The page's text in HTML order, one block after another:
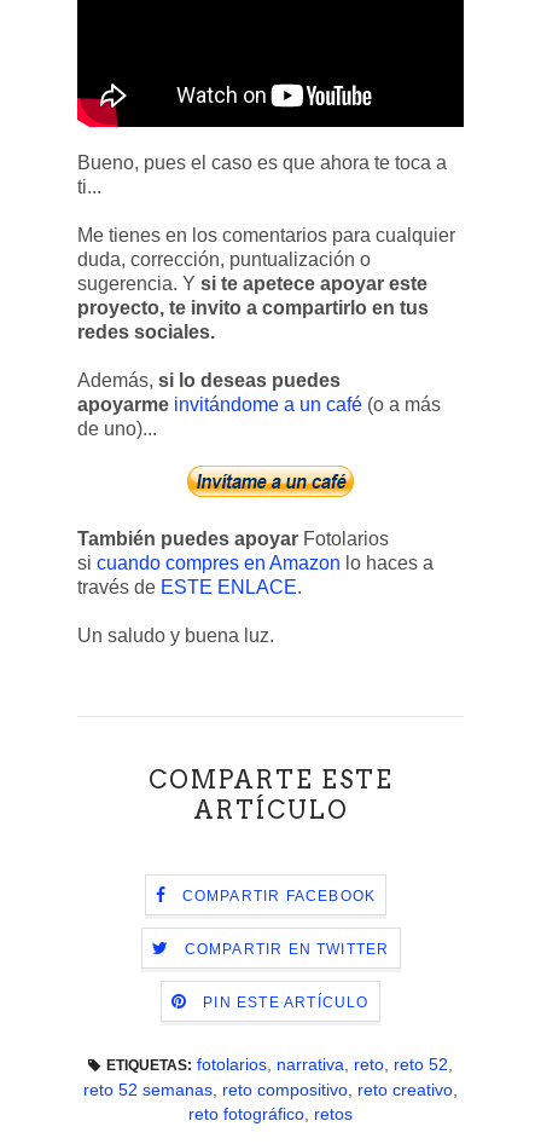
Bueno, pues el caso es que ahora te toca a
ti...
Me tienes en los comentarios para cualquier
duda, corrección, puntualización o
sugerencia. Y si te apetece apoyar este
proyecto, te invito a compartirlo en tus
redes sociales.
Además, si lo deseas puedes
apoyarme invitándome a un café (o a más
de uno)...
También puedes apoyar Fotolarios
si cuando compres en Amazon lo haces a
través de ESTE ENLACE.
Un saludo y buena luz.
COMPARTE ESTE
ARTÍCULO
COMPARTIR FACEBOOK
COMPARTIR EN TWITTER
PIN ESTE ARTÍCULO
ETIQUETAS: fotolarios narrativa reto reto 52
reto 52 semanas reto compositivo reto creativo
reto fotográfico retos